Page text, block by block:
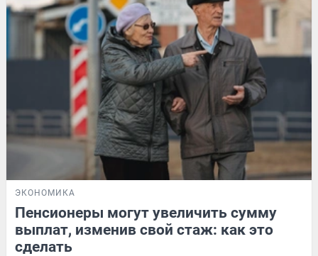
ЭКОНОМИКА
Пенсионеры могут увеличить сумму
выплат, изменив свой стаж: как это
сделать